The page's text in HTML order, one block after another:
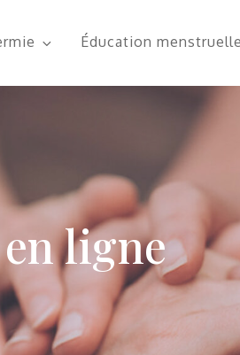
Éducation menstruelle
ligne